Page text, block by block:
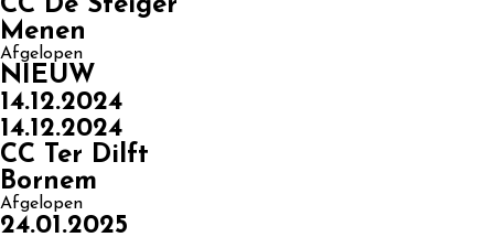
CC De Steiger
Menen
Afgelopen
NIEUW
14.12.2024
14.12.2024
CC Ter Dilft
Bornem
Afgelopen
24.01.2025